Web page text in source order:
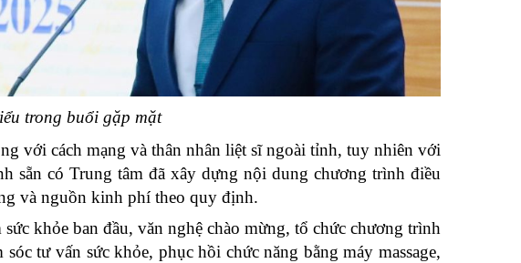
trong buổi gặp mặt
với cách mạng và thân nhân liệt sĩ ngoài tỉnh, tuy nhiên với
sẵn có Trung tâm đã xây dựng nội dung chương trình điều
và nguồn kinh phí theo quy định.
khỏe ban đầu, văn nghệ chào mừng, tổ chức chương trình
tư vấn sức khỏe, phục hồi chức năng bằng máy massage,